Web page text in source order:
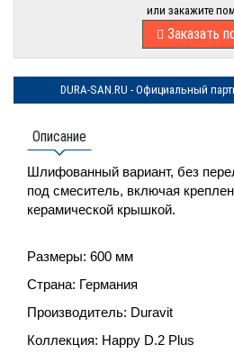
или закажите
Заказать
DURA-SAN.RU - Официальный
Описание
Шлифованный вариант, без
под смеситель, включая
керамической крышкой.
Размеры: 600 мм
Страна: Германия
Производитель: Duravit
Коллекция: Happy D.2 Plus